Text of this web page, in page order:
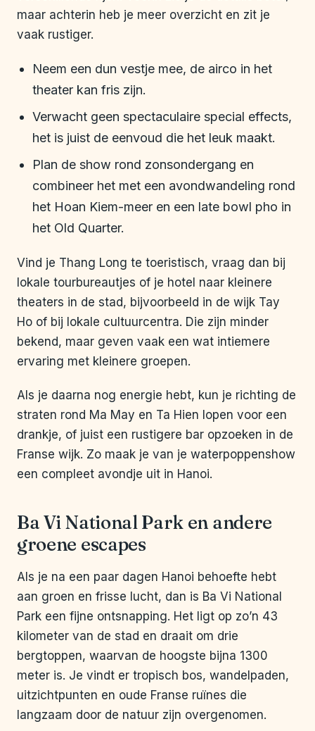
maar achterin heb je meer overzicht en zit je
vaak rustiger.
Neem een dun vestje mee, de airco in het
theater kan fris zijn.
Verwacht geen spectaculaire special effects,
het is juist de eenvoud die het leuk maakt.
Plan de show rond zonsondergang en
combineer het met een avondwandeling rond
het Hoan Kiem-meer en een late bowl pho in
het Old Quarter.
Vind je Thang Long te toeristisch, vraag dan bij
lokale tourbureautjes of je hotel naar kleinere
theaters in de stad, bijvoorbeeld in de wijk Tay
Ho of bij lokale cultuurcentra. Die zijn minder
bekend, maar geven vaak een wat intiemere
ervaring met kleinere groepen.
Als je daarna nog energie hebt, kun je richting de
straten rond Ma May en Ta Hien lopen voor een
drankje, of juist een rustigere bar opzoeken in de
Franse wijk. Zo maak je van je waterpoppenshow
een compleet avondje uit in Hanoi.
Ba Vi National Park en andere
groene escapes
Als je na een paar dagen Hanoi behoefte hebt
aan groen en frisse lucht, dan is Ba Vi National
Park een fijne ontsnapping. Het ligt op zo’n 43
kilometer van de stad en draait om drie
bergtoppen, waarvan de hoogste bijna 1300
meter is. Je vindt er tropisch bos, wandelpaden,
uitzichtpunten en oude Franse ruïnes die
langzaam door de natuur zijn overgenomen.